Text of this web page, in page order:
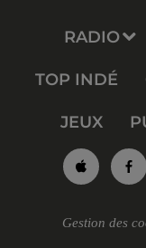
RADIO
TOP INDÉ
JEUX
Gestion des